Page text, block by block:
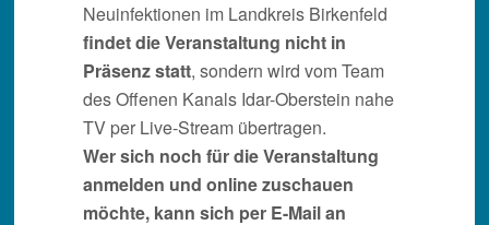
Neuinfektionen im Landkreis Birkenfeld
findet die Veranstaltung nicht in
Präsenz statt, sondern wird vom Team
des Offenen Kanals Idar-Oberstein nahe
TV per Live-Stream übertragen.
Wer sich noch für die Veranstaltung
anmelden und online zuschauen
möchte, kann sich per E-Mail an